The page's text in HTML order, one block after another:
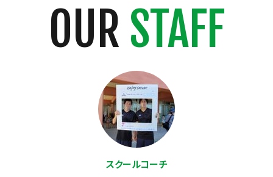
OUR STAFF
スクールコーチ